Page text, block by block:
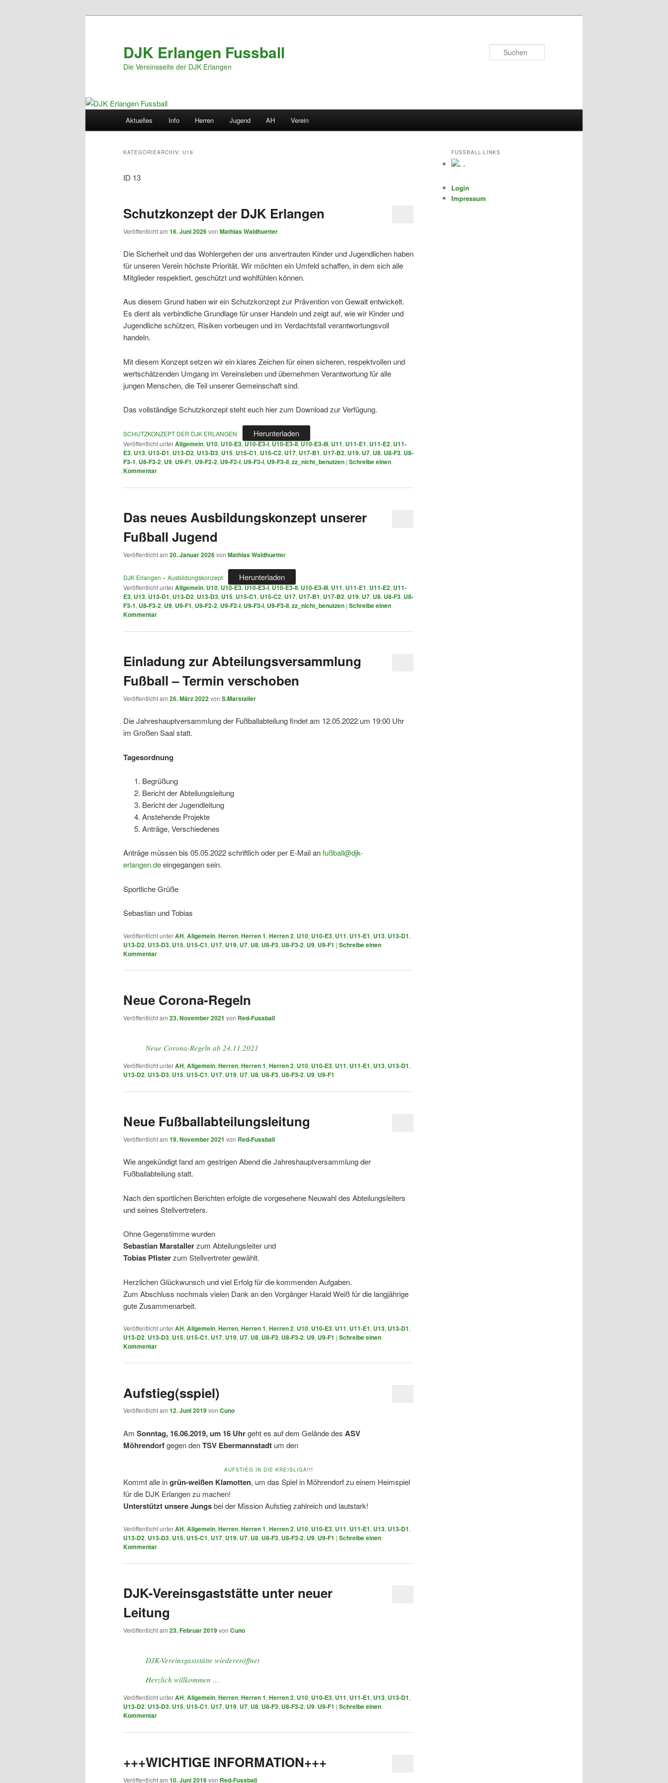
DJK Erlangen Fussball
Die Vereinsseite der DJK Erlangen
Aktuelles Info Herren Jugend AH Verein
KATEGORIEARCHIV: U19
ID 13
Schutzkonzept der DJK Erlangen
Veröffentlicht am 16. Juni 2026von Mathias Waldhuetter
Die Sicherheit und das Wohlergehen der uns anvertrauten Kinder und Jugendlichen haben
für unseren Verein höchste Priorität. Wir möchten ein Umfeld schaffen, in dem sich alle
Mitglieder respektiert, geschützt und wohlfühlen können.
Aus diesem Grund haben wir ein Schutzkonzept zur Prävention von Gewalt entwickelt.
Es dient als verbindliche Grundlage für unser Handeln und zeigt auf, wie wir Kinder und
Jugendliche schützen, Risiken vorbeugen und im Verdachtsfall verantwortungsvoll
handeln.
Mit diesem Konzept setzen wir ein klares Zeichen für einen sicheren, respektvollen und
wertschätzenden Umgang im Vereinsleben und übernehmen Verantwortung für alle
jungen Menschen, die Teil unserer Gemeinschaft sind.
Das vollständige Schutzkonzept steht euch hier zum Download zur Verfügung.
SCHUTZKONZEPT DER DJK ERLANGEN Herunterladen
Veröffentlicht unterAllgemein, U10, U10-E3,U10-E3-I,U10-E3-II,U10-E3-III, U11, U11-E1, U11-E2, U11-
E3, U13, U13-D1, U13-D2, U13-D3, U15, U15-C1, U15-C2, U17, U17-B1, U17-B2, U19, U7, U8, U8-F3, U8-
F3-1, U8-F3-2, U9, U9-F1, U9-F2-2, U9-F2-I, U9-F3-I, U9-F3-II,zz_nicht_benutzen | Schreibe einen
Kommentar
Das neues Ausbildungskonzept unserer
Fußball Jugend
Veröffentlicht am 20. Januar 2026von Mathias Waldhuetter
DJK Erlangen – Ausbildungskonzept Herunterladen
Veröffentlicht unterAllgemein, U10, U10-E3,U10-E3-I,U10-E3-II, U10-E3-III, U11, U11-E1, U11-E2, U11-
E3, U13, U13-D1, U13-D2, U13-D3, U15, U15-C1, U15-C2, U17, U17-B1, U17-B2, U19, U7, U8, U8-F3, U8-
F3-1, U8-F3-2, U9, U9-F1, U9-F2-2, U9-F2-I, U9-F3-I, U9-F3-II, zz_nicht_benutzen | Schreibe einen
Kommentar
Einladung zur Abteilungsversammlung
Fußball – Termin verschoben
Veröffentlicht am 26. März 2022von S.Marstaller
Die Jahreshauptversammlung der Fußballabteilung findet am 12.05.2022 um 19:00 Uhr
im Großen Saal statt.
Tagesordnung
Begrüßung
Bericht der Abteilungsleitung
Bericht der Jugendleitung
Anstehende Projekte
Anträge, Verschiedenes
Anträge müssen bis 05.05.2022 schriftlich oder per E-Mail anfußball@djk-
erlangen.deeingegangen sein.
Sportliche Grüße
Sebastian und Tobias
Veröffentlicht unterAH, Allgemein, Herren, Herren 1, Herren 2, U10, U10-E3, U11, U11-E1, U13, U13-D1,
U13-D2, U13-D3, U15, U15-C1, U17, U19, U7, U8, U8-F3, U8-F3-2, U9, U9-F1 | Schreibe einen
Kommentar
Neue Corona-Regeln
Veröffentlicht am 23. November 2021 von Red-Fussball
Neue Corona-Regeln ab 24.11.2021
Veröffentlicht unterAH,Allgemein,Herren,Herren 1,Herren 2, U10, U10-E3, U11, U11-E1, U13, U13-D1,
U13-D2, U13-D3, U15, U15-C1, U17, U19, U7, U8, U8-F3, U8-F3-2, U9, U9-F1
Neue Fußballabteilungsleitung
Veröffentlicht am 19. November 2021 von Red-Fussball
Wie angekündigt fand am gestrigen Abend die Jahreshauptversammlung der
Fußballabteilung statt.
Nach den sportlichen Berichten erfolgte die vorgesehene Neuwahl des Abteilungsleiters
und seines Stellvertreters.
Ohne Gegenstimme wurden
Sebastian Marstallerzum Abteilungsleiter und
Tobias Pfisterzum Stellvertreter gewählt.
Herzlichen Glückwunsch und viel Erfolg für die kommenden Aufgaben.
Zum Abschluss nochmals vielen Dank an den Vorgänger Harald Weiß für die langjährige
gute Zusammenarbeit.
Veröffentlicht unterAH, Allgemein, Herren, Herren 1, Herren 2, U10, U10-E3, U11, U11-E1, U13, U13-D1,
U13-D2, U13-D3, U15, U15-C1, U17, U19, U7, U8, U8-F3, U8-F3-2, U9, U9-F1 | Schreibe einen
Kommentar
Aufstieg(sspiel)
Veröffentlicht am 12. Juni 2019von Cuno
Am Sonntag, 16.06.2019, um 16 Uhrgeht es auf dem Gelände des ASV
Möhrendorfgegen denTSV Ebermannstadt um den
AUFSTIEG IN DIE KREISLIGA!!!
Kommt alle ingrün-weißen Klamotten, um das Spiel in Möhrendorf zu einem Heimspiel
für die DJK Erlangen zu machen!
Unterstützt unsere Jungsbei der Mission Aufstieg zahlreich und lautstark!
Veröffentlicht unterAH, Allgemein, Herren, Herren 1, Herren 2, U10, U10-E3, U11, U11-E1, U13, U13-D1,
U13-D2, U13-D3, U15, U15-C1, U17, U19, U7, U8, U8-F3, U8-F3-2, U9, U9-F1 | Schreibe einen
Kommentar
DJK-Vereinsgaststätte unter neuer
Leitung
Veröffentlicht am 23. Februar 2019von Cuno
DJK-Vereinsgaststätte wiedereröffnet
Herzlich willkommen …
Veröffentlicht unterAH,Allgemein,Herren,Herren 1,Herren 2, U10, U10-E3, U11, U11-E1, U13, U13-D1,
U13-D2, U13-D3, U15, U15-C1, U17, U19, U7, U8, U8-F3, U8-F3-2, U9, U9-F1 | Schreibe einen
Kommentar
+++WICHTIGE INFORMATION+++
Veröffentlicht am 10. Juni 2016von Red-Fussball
FUSSBALL-LINKS
.
Login
Impressum